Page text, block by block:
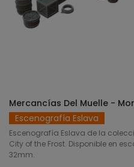
SELECCIONAR
Mercancías Del Muelle -
Escenografía Eslava
Escenografía Eslava de la
City of the Frost. Disponible en
32mm.